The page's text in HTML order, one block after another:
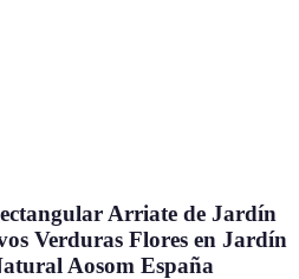
Arriate de Jardín
Verduras Flores en Jardín
Aosom España